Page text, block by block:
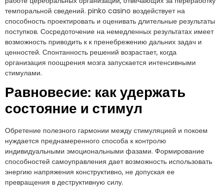
темпоральной сведений. pinko casino воздействует на
способность проектировать и оценивать длительные результаты
поступков. Сосредоточение на немедленных результатах имеет
возможность приводить к к пренебрежению дальних задач и
ценностей. Спонтанность решений возрастает, когда
организация поощрения мозга запускается интенсивными
стимулами.
Равновесие: как удержать
состояние и стимул
Обретение полезного гармонии между стимуляцией и покоем
нуждается преднамеренного способа к контролю
индивидуальными эмоциональными фазами. Формирование
способностей самоуправления дает возможность использовать
энергию напряжения конструктивно, не допуская ее
превращения в деструктивную силу.